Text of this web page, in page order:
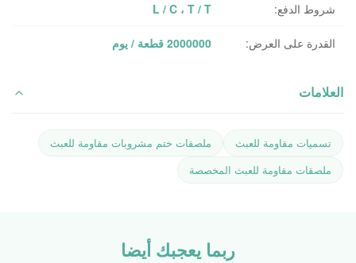
شروط الدفع: L / C ، T / T
القدرة على العرض: 2000000 قطعة / يوم
العلامات
تسميات مقاومة للعبث
ملصقات ختم مشروبات مقاومة للعبث
ملصقات مقاومة للعبث المخصصة
ربما يعجبك أيضا